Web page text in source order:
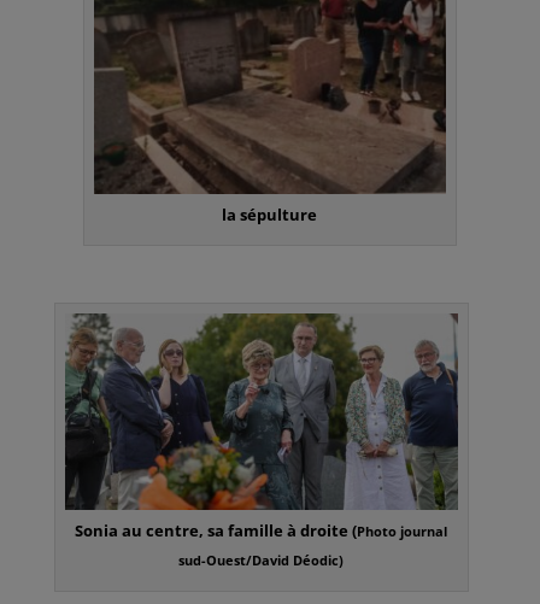
la sépulture
Sonia au centre, sa famille à droite (Photo journal
sud-Ouest/David Déodic)